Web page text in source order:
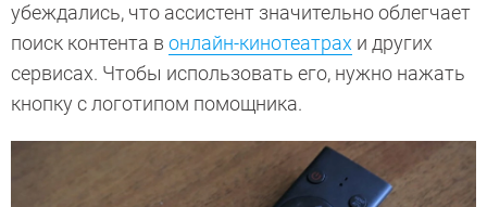
убеждались, что ассистент значительно облегчает
поиск контента в онлайн-кинотеатрах и других
сервисах. Чтобы использовать его, нужно нажать
кнопку с логотипом помощника.